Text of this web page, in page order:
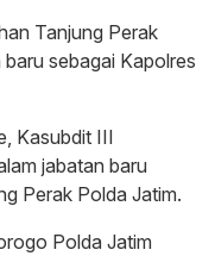
Tanjung Perak
sebagai Kapolres
Kasubdit III
jabatan baru
Perak Polda Jatim.
Polda Jatim